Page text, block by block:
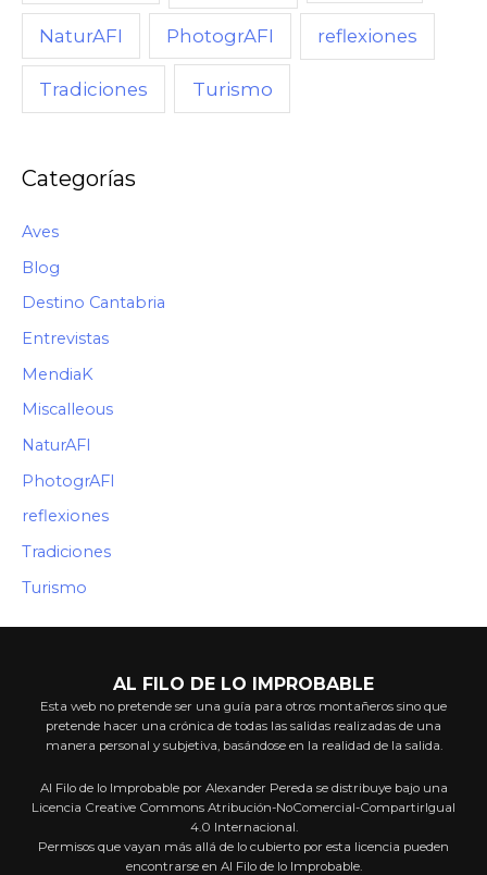
D
M
NaturAFI PhotogrAFI reflexiones
Tradiciones Turismo
Categorías
Aves
Blog
Destino Cantabria
Entrevistas
MendiaK
Miscalleous
NaturAFI
PhotogrAFI
reflexiones
Tradiciones
Turismo
AL FILO DE LO IMPROBABLE
Esta web no pretende ser una guía para otros montañeros sino que
pretende hacer una crónica de todas las salidas realizadas de una
manera personal y subjetiva, basándose en la realidad de la salida.
Al Filo de lo Improbable por Alexander Pereda se distribuye bajo una
Licencia Creative Commons Atribución-NoComercial-CompartirIgual
4.0 Internacional.
Permisos que vayan más allá de lo cubierto por esta licencia pueden
encontrarse en Al Filo de lo Improbable.